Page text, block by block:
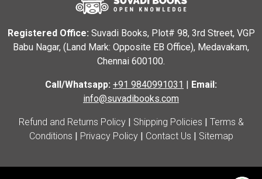
Registered Office: Suvadi Books, Plot# 98, 3rd Street, VGP
Babu Nagar, (Land Mark: Opposite EB Office), Medavakam,
Chennai 600100.
Call/Whatsapp: +91 9840991031 | Email:
info@suvadibooks.com
Refund and Returns Policy| Shipping Policies | Terms &
Conditions | Privacy Policy| Contact Us | Sitemap